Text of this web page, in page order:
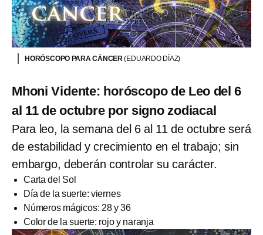
HORÓSCOPO PARA CÁNCER(EDUARDO DÍAZ)
Mhoni Vidente: horóscopo de Leo del 6
al 11 de octubre por signo zodiacal
Para leo, la semana del 6 al 11 de octubre será
de estabilidad y crecimiento en el trabajo; sin
embargo, deberán controlar su carácter.
Carta del Sol
Día de la suerte: viernes
Números mágicos: 28 y 36
Color de la suerte: rojo y naranja